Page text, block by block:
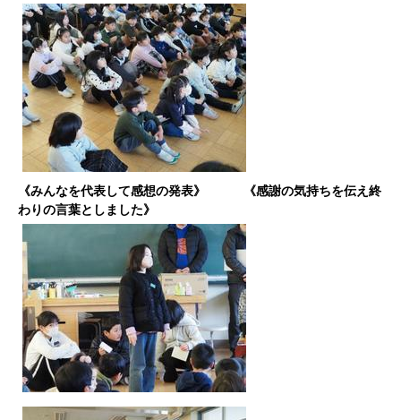
《みんなを代表して感想の発表》 《感謝の気持ちを伝え終
わりの言葉としました》